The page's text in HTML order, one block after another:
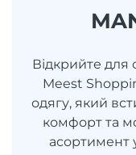
Відкрийте для
Meest
одягу, який
комфорт та
асортимент